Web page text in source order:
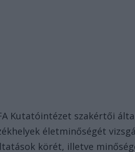
Kutatóintézet szakértői
életminőségét
körét, illetve